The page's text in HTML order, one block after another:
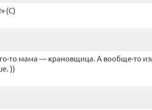
(С)
то мама — крановщица. А вообще-то
))